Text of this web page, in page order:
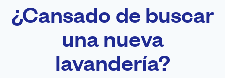
¿Cansado de buscar
una nueva
lavandería?